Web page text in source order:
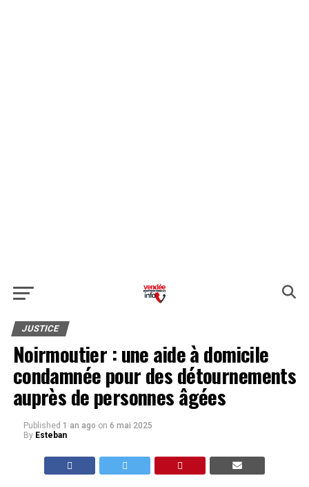
JUSTICE
Noirmoutier : une aide à domicile
condamnée pour des détournements
auprès de personnes âgées
Published 1 an ago on 6 mai 2025
By Esteban